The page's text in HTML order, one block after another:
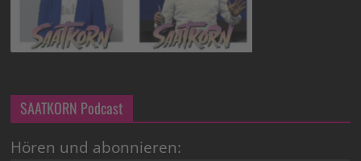
SAATKORN Podcast
Hören und abonnieren: